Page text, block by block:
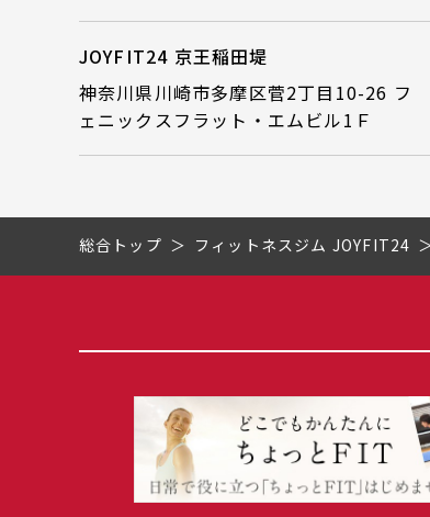
JOYFIT24 京王稲田堤
神奈川県川崎市多摩区菅2丁目10-26 フ
ェニックスフラット・エムビル1Ｆ
総合トップ フィットネスジム JOYFIT24